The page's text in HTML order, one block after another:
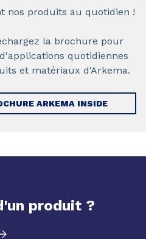
nos produits au quotidien !
la brochure pour
quotidiennes
et matériaux d'Arkema.
ARKEMA INSIDE
produit ?